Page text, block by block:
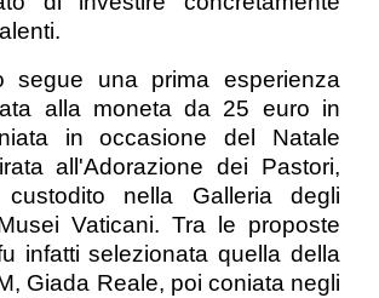
segue una prima esperienza
alla moneta da 25 euro in
in occasione del Natale
all'Adorazione dei Pastori,
custodito nella Galleria degli
Vaticani. Tra le proposte
infatti selezionata quella della
Giada Reale, poi coniata negli